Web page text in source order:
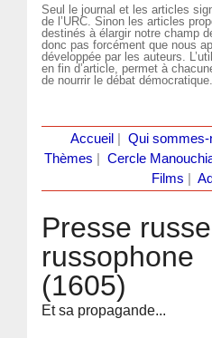
Seul le journal et les articles
de l’URC. Sinon les articles
destinés à élargir notre champ
donc pas forcément que nous
développée par les auteurs.
en fin d’article, permet à
de nourrir le débat démocratique.
Accueil Qui sommes-
Thèmes
Cercle
Films
Presse
russophone
(1605)
Et sa propagande...